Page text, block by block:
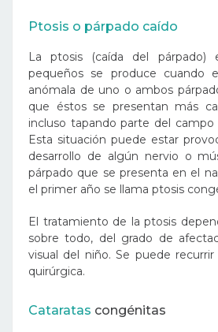
Ptosis o párpado caído
La ptosis (caída del párpado)
pequeños se produce cuando
anómala de uno o ambos
que éstos se presentan más
incluso tapando parte del campo
Esta situación puede estar
desarrollo de algún nervio o
párpado que se presenta en el
el primer año se llama ptosis
El tratamiento de la ptosis
sobre todo, del grado de
visual del niño. Se puede
quirúrgica.
Cataratas congénitas